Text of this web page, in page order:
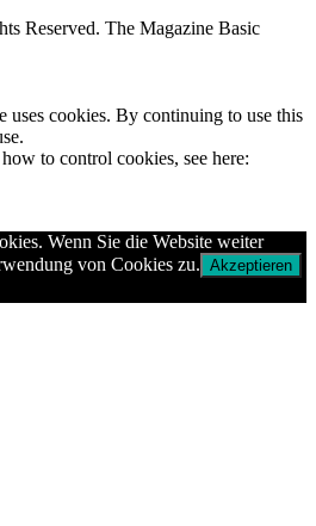
Reserved. The Magazine Basic
uses cookies. By continuing to use this
to control cookies, see here:
Wenn Sie die Website weiter
von Cookies zu. Akzeptieren